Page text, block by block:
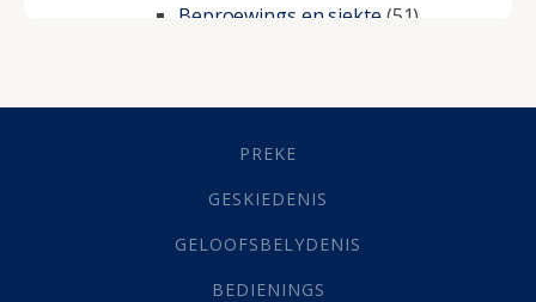
Beproewings en siekte (51)
Geestelike Groei(10)
(21)
Grys Areas(4)
Lewensdoel(3)
Selfondersoek(1)
PREKE
GESKIEDENIS
GELOOFSBELYDENIS
BEDIENINGS